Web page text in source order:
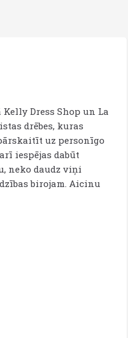
Dress Shop un La
drēbes, kuras
uz personīgo
iespējas dabūt
neko daudz viņi
birojam. Aicinu